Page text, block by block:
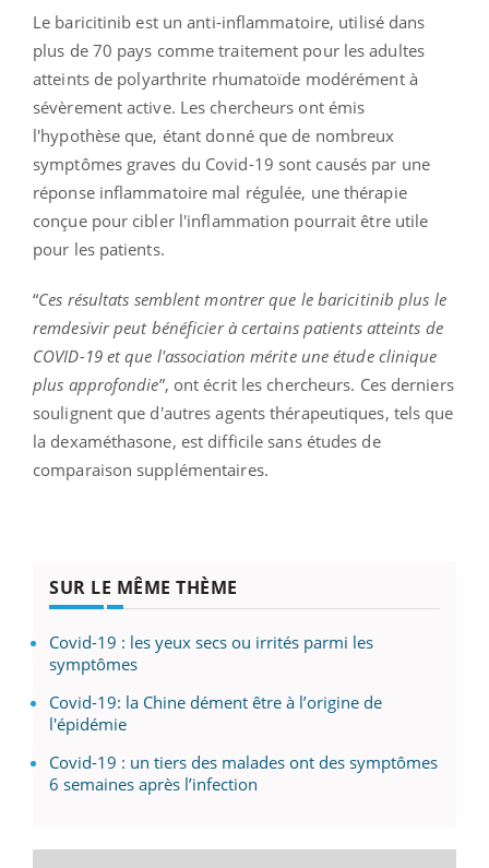
Le baricitinib est un anti-inflammatoire, utilisé dans
plus de 70 pays comme traitement pour les adultes
atteints de polyarthrite rhumatoïde modérément à
sévèrement active. Les chercheurs ont émis
l'hypothèse que, étant donné que de nombreux
symptômes graves du Covid-19 sont causés par une
réponse inflammatoire mal régulée, une thérapie
conçue pour cibler l'inflammation pourrait être utile
pour les patients.
“Ces résultats semblent montrer que le baricitinib plus le
remdesivir peut bénéficier à certains patients atteints de
COVID-19 et que l'association mérite une étude clinique
plus approfondie”, ont écrit les chercheurs. Ces derniers
soulignent que d'autres agents thérapeutiques, tels que
la dexaméthasone, est difficile sans études de
comparaison supplémentaires.
SUR LE MÊME THÈME
Covid-19 : les yeux secs ou irrités parmi les
symptômes
Covid-19: la Chine dément être à l’origine de
l'épidémie
Covid-19 : un tiers des malades ont des symptômes
6 semaines après l’infection